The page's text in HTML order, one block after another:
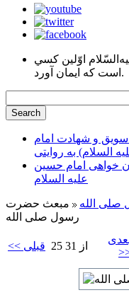
اوّلين كسي
است كه ايمان آورد.
و شهادت امام
السلام) به روایتی
خواهی امام حسین
علیه السلام
الله
مبعث حضرت
رسول صلی الله
<< قبلی 25 از 31